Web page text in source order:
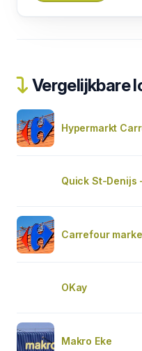
Vergelijkbare
Hypermarkt
Quick St-Denijs
Carrefour
OKay
Makro Eke